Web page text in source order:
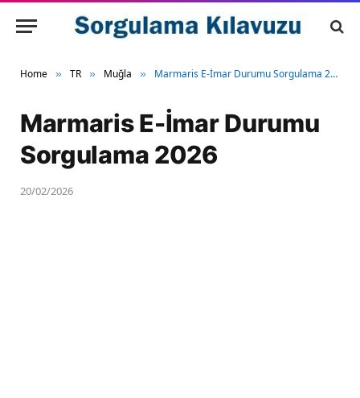
Home » TR » Muğla » Marmaris E-İmar Durumu Sorgulama 2026
Marmaris E-İmar Durumu
Sorgulama 2026
20/02/2026